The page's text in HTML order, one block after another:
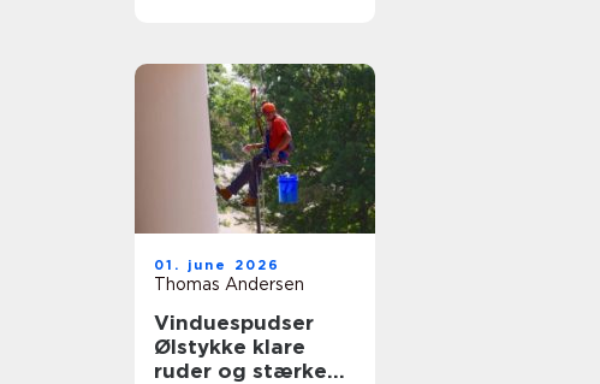
01. june 2026
Thomas Andersen
Vinduespudser
Ølstykke klare
ruder og stærke